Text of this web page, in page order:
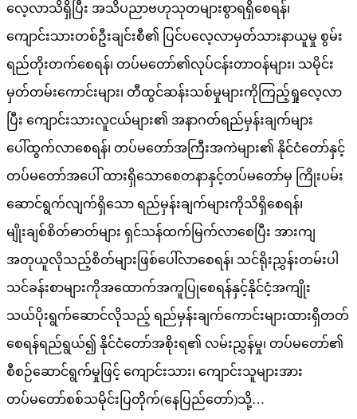
လေ့လာသိရှိပြီး အသိပညာဗဟုသုတများစွာရရှိစေရန်၊
ကျောင်းသားတစ်ဦးချင်းစီ၏ ပြင်ပလေ့လာမှတ်သားနာယူမှု စွမ်း
ရည်တိုးတက်စေရန်၊ တပ်မတော်၏လုပ်ငန်းတာဝန်များ၊ သမိုင်း
မှတ်တမ်းကောင်းများ၊ တီထွင်ဆန်းသစ်မှုများကိုကြည့်ရှုလေ့လာ
ပြီး ကျောင်းသားလူငယ်များ၏ အနာဂတ်ရည်မှန်းချက်များ
ပေါ်ထွက်လာစေရန်၊ တပ်မတော်အကြီးအကဲများ၏ နိုင်ငံတော်နှင့်
တပ်မတော်အပေါ် ထားရှိသောစေတနာနှင့်တပ်မတော်မှ ကြိုးပမ်း
ဆောင်ရွက်လျက်ရှိသော ရည်မှန်းချက်များကိုသိရှိစေရန်၊
မျိုးချစ်စိတ်ဓာတ်များ ရှင်သန်ထက်မြက်လာစေပြီး အားကျ
အတုယူလိုသည့်စိတ်များဖြစ်ပေါ်လာစေရန်၊ သင်ရိုးညွှန်းတမ်းပါ
သင်ခန်းစာများကိုအထောက်အကူပြုစေရန်နှင့်နိုင်ငံ့အကျိုး
သယ်ပိုးရွက်ဆောင်လိုသည့် ရည်မှန်းချက်ကောင်းများထားရှိတတ်
စေရန်ရည်ရွယ်၍ နိုင်ငံတော်အစိုးရ၏ လမ်းညွှန်မှု၊ တပ်မတော်၏
စီစဉ်ဆောင်ရွက်မှုဖြင့် ကျောင်းသား၊ ကျောင်းသူများအား
တပ်မတော်စစ်သမိုင်းပြတိုက်(နေပြည်တော်)သို့…